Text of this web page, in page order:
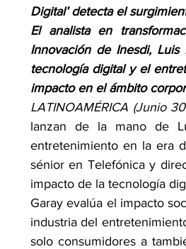
salud
Digital’ detecta el
El analista en
Innovación de Inesdi,
tecnología digital y el
impacto en el ámbito
LATINOAMÉRICA
lanzan de la mano de
entretenimiento en la era
sénior en Telefónica y
impacto de la tecnología
Garay evalúa el impacto
industria del
solo consumidores a